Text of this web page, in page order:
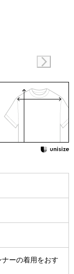
サンダル
その他
財布／小物
財布／コイン
ーの着用をおす